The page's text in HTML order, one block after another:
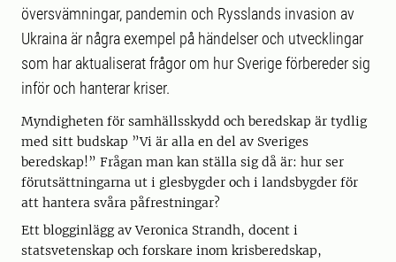
översvämningar, pandemin och Rysslands invasion av
Ukraina är några exempel på händelser och utvecklingar
som har aktualiserat frågor om hur Sverige förbereder sig
inför och hanterar kriser.
Myndigheten för samhällsskydd och beredskap är tydlig
med sitt budskap ”Vi är alla en del av Sveriges
beredskap!” Frågan man kan ställa sig då är: hur ser
förutsättningarna ut i glesbygder och i landsbygder för
att hantera svåra påfrestningar?
Ett blogginlägg av Veronica Strandh, docent i
statsvetenskap och forskare inom krisberedskap,